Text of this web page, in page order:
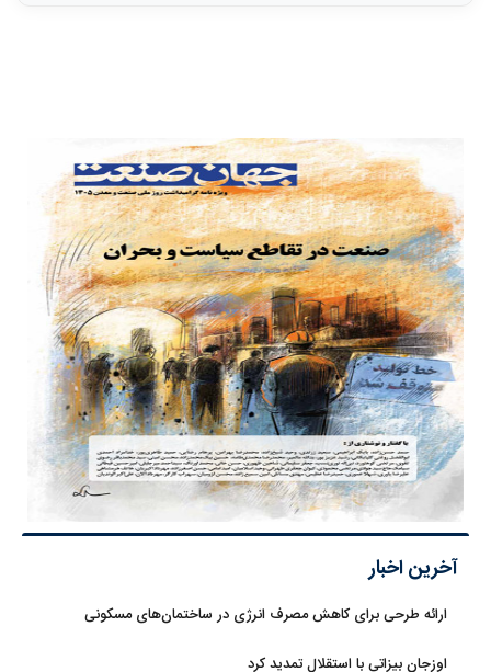
آخرین اخبار
ارائه طرحی برای کاهش مصرف انرژی در ساختمان‌های مسکونی
اوزجان بیزاتی با استقلال تمدید کرد